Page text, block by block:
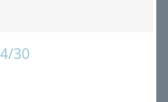
30